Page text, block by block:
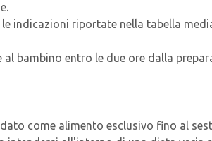
indicazioni riportate nella tabella
bambino entro le due ore dalla
come alimento esclusivo fino al